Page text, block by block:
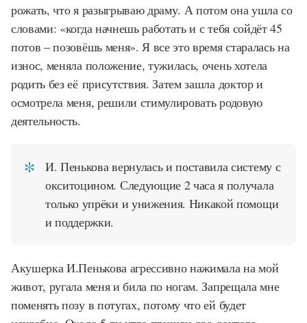
рожать, что я разыгрываю драму. А потом она ушла со
словами: «когда начнешь работать и с тебя сойдёт 45
потов – позовёшь меня». Я все это время старалась на
износ, меняла положение, тужилась, очень хотела
родить без её присутствия. Затем зашла доктор и
осмотрела меня, решили стимулировать родовую
деятельность.
И. Пенькова вернулась и поставила систему с
окситоцином. Следующие 2 часа я получала
только упрёки и унижения. Никакой помощи
и поддержки.
Акушерка И.Пенькова агрессивно нажимала на мой
живот, ругала меня и била по ногам. Запрещала мне
поменять позу в потугах, потому что ей будет